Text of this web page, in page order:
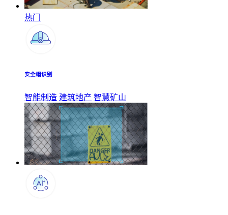
热门
安全帽识别
智能制造 建筑地产 智慧矿山